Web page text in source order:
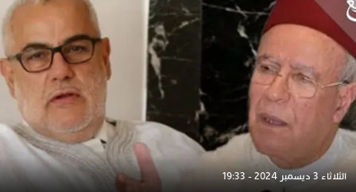
الثلاثاء 3 ديسمبر 2024 - 19:33